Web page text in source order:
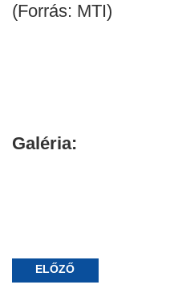
(Forrás: MTI)
Galéria:
ELŐZŐ